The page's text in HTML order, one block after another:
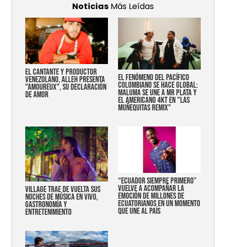
Noticias Más Leídas
EL CANTANTE Y PRODUCTOR
VENEZOLANO, ALLEH PRESENTA
"AMOUREUX", SU DECLARACIÓN
DE AMOR
EL FENÓMENO DEL PACÍFICO
COLOMBIANO SE HACE GLOBAL:
MALUMA SE UNE A MR PLATA Y
EL AMERICANO 4KT EN "LAS
MUÑEQUITAS REMIX"
Village trae de vuelta sus
noches de música en vivo,
gastronomía y
entretenimiento
“Ecuador siempre primero”
vuelve a acompañar la
emoción de millones de
ecuatorianos en un momento
que une al país